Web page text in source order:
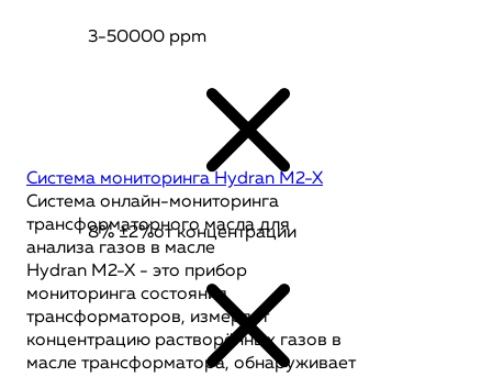
Система мониторинга Hydran M2-X
Система онлайн-мониторинга
трансформаторного масла для
анализа газов в масле
Hydran M2-X - это прибор
мониторинга состояния
трансформаторов, измеряет
концентрацию растворённых газов в
масле трансформатора, обнаруживает
3-50000 ppm
8% ±2%от концентрации